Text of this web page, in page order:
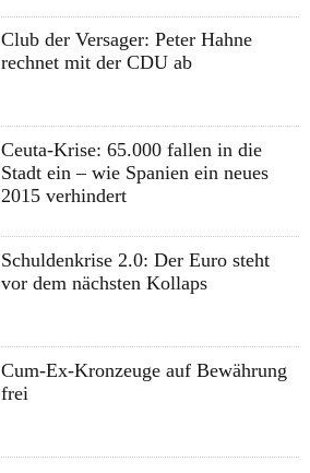
Club der Versager: Peter Hahne
rechnet mit der CDU ab
Ceuta-Krise: 65.000 fallen in die
Stadt ein – wie Spanien ein neues
2015 verhindert
Schuldenkrise 2.0: Der Euro steht
vor dem nächsten Kollaps
Cum-Ex-Kronzeuge auf Bewährung
frei